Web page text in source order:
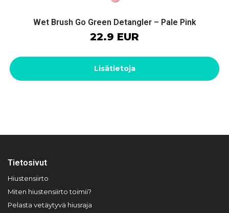
Wet Brush Go Green Detangler – Pale Pink
22.9 EUR
Lisätietoja
Tietosivut
Hiustensiirto
Miten hiustensiirto toimii?
Pelasta vetäytyvä hiusraja